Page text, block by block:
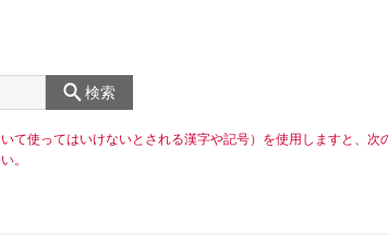
検索
て使ってはいけないとされる漢字や記号）を使用しますと、次
。